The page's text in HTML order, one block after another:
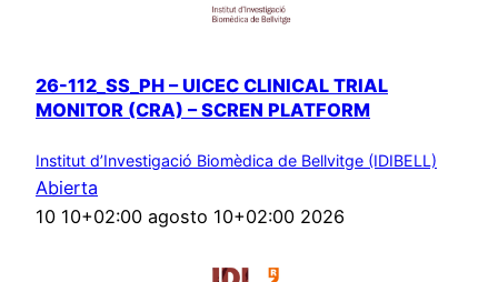
26-112_SS_PH – UICEC CLINICAL TRIAL
MONITOR (CRA) – SCREN PLATFORM
Institut d’Investigació Biomèdica de Bellvitge (IDIBELL)
Abierta
10 10+02:00 agosto 10+02:00 2026